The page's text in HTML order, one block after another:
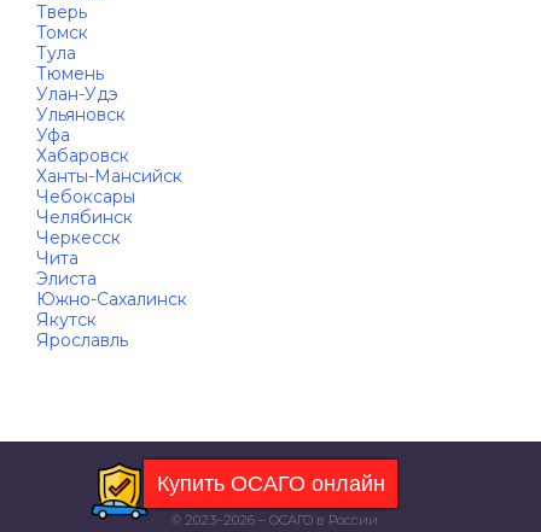
Тверь
Томск
Тула
Тюмень
Улан-Удэ
Ульяновск
Уфа
Хабаровск
Ханты-Мансийск
Чебоксары
Челябинск
Черкесск
Чита
Элиста
Южно-Сахалинск
Якутск
Ярославль
OGAGO .TODAY
© 2023–2026 – ОСАГО в России
Купить ОСАГО онлайн